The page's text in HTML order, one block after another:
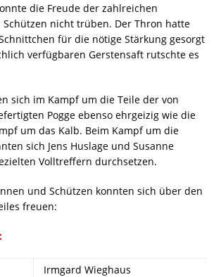
die Freude der zahlreichen
nicht trüben. Der Thron hatte
für die nötige Stärkung gesorgt
verfügbaren Gerstensaft rutschte es
sich im Kampf um die Teile der von
Pogge ebenso ehrgeizig wie die
um das Kalb. Beim Kampf um die
sich Jens Huslage und Susanne
Volltreffern durchsetzen.
und Schützen konnten sich über den
freuen:
Irmgard Wieghaus